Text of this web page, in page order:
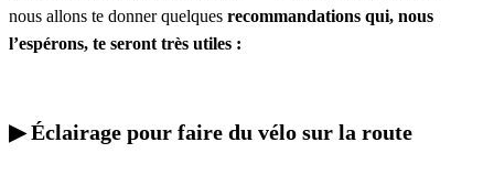
nous allons te donner quelques recommandations qui, nous
l’espérons, te seront très utiles :
▶︎ Éclairage pour faire du vélo sur la route